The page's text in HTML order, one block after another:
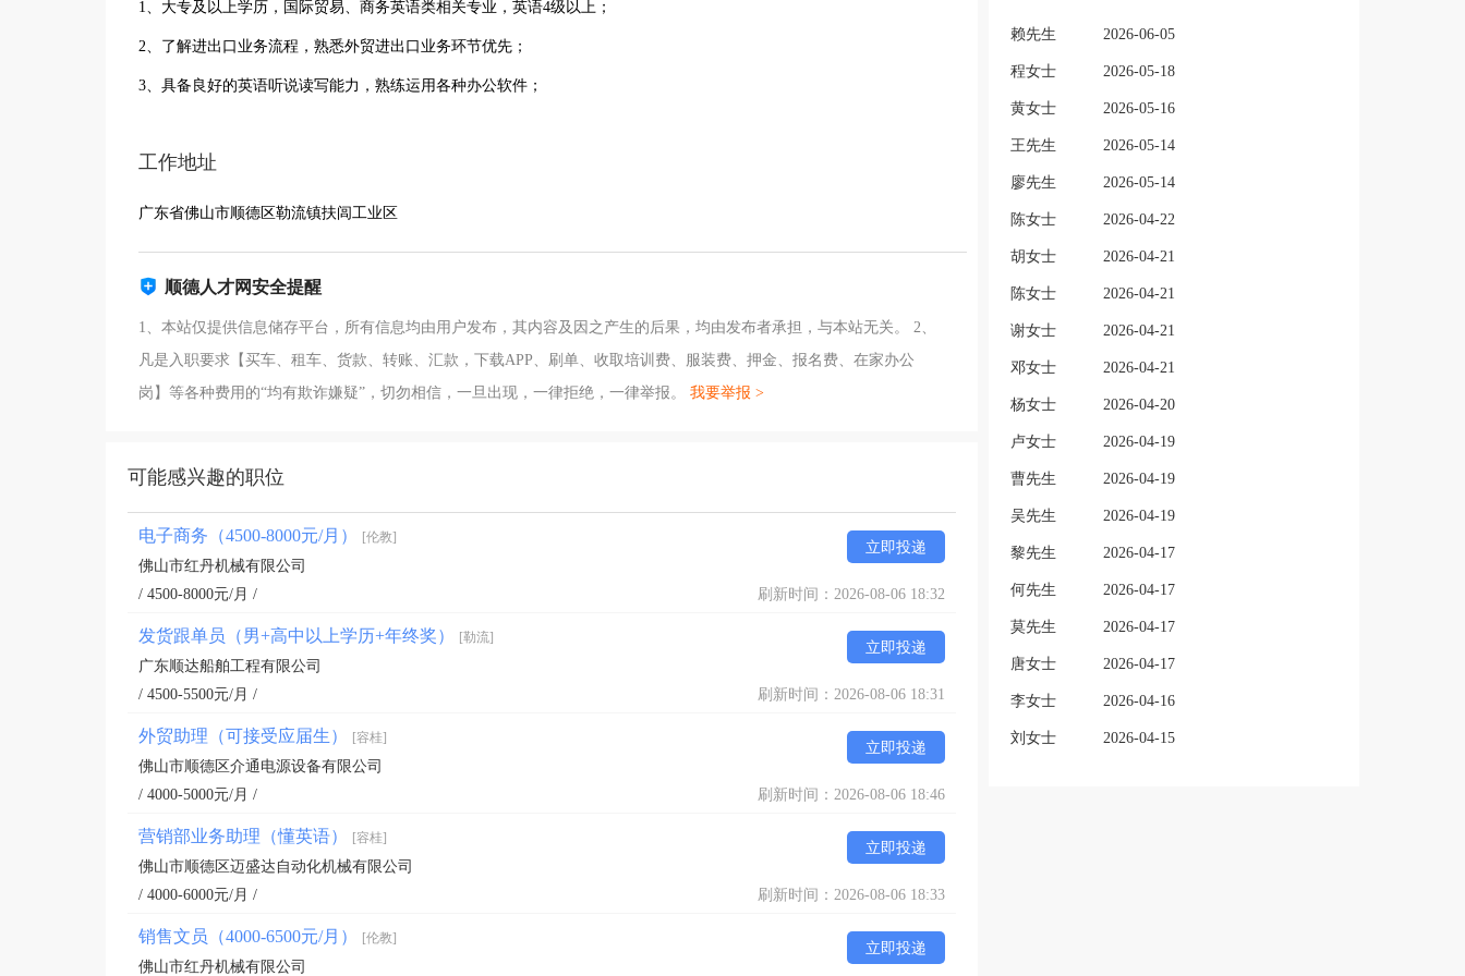
1、大专及以上学历，国际贸易、商务英语类相关专业，英语4级以上；
2、了解进出口业务流程，熟悉外贸进出口业务环节优先；
3、具备良好的英语听说读写能力，熟练运用各种办公软件；
工作地址
广东省佛山市顺德区勒流镇扶闾工业区
顺德人才网安全提醒
1、本站仅提供信息储存平台，所有信息均由用户发布，其内容及因之产生的后果，均由发布者承担，与本站无关。 2、
凡是入职要求【买车、租车、货款、转账、汇款，下载APP、刷单、收取培训费、服装费、押金、报名费、在家办公
岗】等各种费用的“均有欺诈嫌疑”，切勿相信，一旦出现，一律拒绝，一律举报。 我要举报 >
可能感兴趣的职位
电子商务（4500-8000元/月） [伦教]
立即投递
佛山市红丹机械有限公司
/ 4500-8000元/月 /
刷新时间：2026-08-06 18:32
发货跟单员（男+高中以上学历+年终奖） [勒流]
立即投递
广东顺达船舶工程有限公司
/ 4500-5500元/月 /
刷新时间：2026-08-06 18:31
外贸助理（可接受应届生） [容桂]
立即投递
佛山市顺德区介通电源设备有限公司
/ 4000-5000元/月 /
刷新时间：2026-08-06 18:46
营销部业务助理（懂英语） [容桂]
立即投递
佛山市顺德区迈盛达自动化机械有限公司
/ 4000-6000元/月 /
刷新时间：2026-08-06 18:33
销售文员（4000-6500元/月） [伦教]
立即投递
佛山市红丹机械有限公司
赖先生 2026-06-05
程女士 2026-05-18
黄女士 2026-05-16
王先生 2026-05-14
廖先生 2026-05-14
陈女士 2026-04-22
胡女士 2026-04-21
陈女士 2026-04-21
谢女士 2026-04-21
邓女士 2026-04-21
杨女士 2026-04-20
卢女士 2026-04-19
曹先生 2026-04-19
吴先生 2026-04-19
黎先生 2026-04-17
何先生 2026-04-17
莫先生 2026-04-17
唐女士 2026-04-17
李女士 2026-04-16
刘女士 2026-04-15